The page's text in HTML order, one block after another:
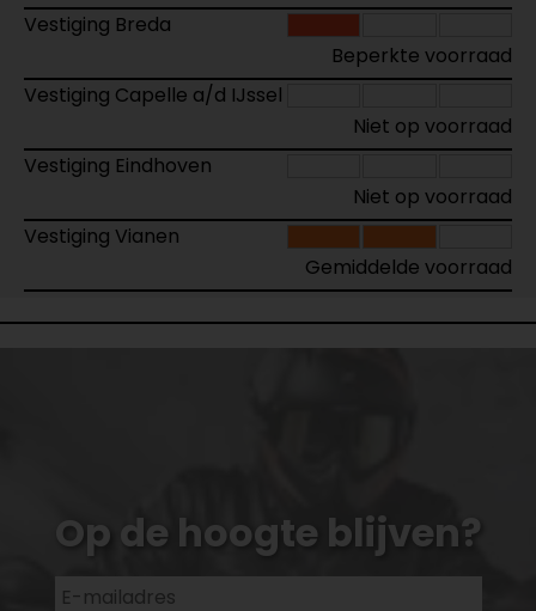
Vestiging Breda
Beperkte voorraad
Vestiging Capelle a/d IJssel
Niet op voorraad
Vestiging Eindhoven
Niet op voorraad
Vestiging Vianen
Gemiddelde voorraad
Op de hoogte blijven?